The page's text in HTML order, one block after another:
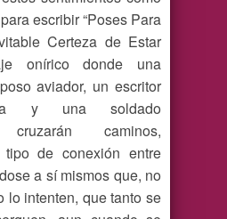
escribir “Poses Para
Certeza de Estar
onírico donde una
aviador, un escritor
y una soldado
cruzarán caminos,
tipo de conexión entre
a sí mismos que, no
lo intenten, que tanto se